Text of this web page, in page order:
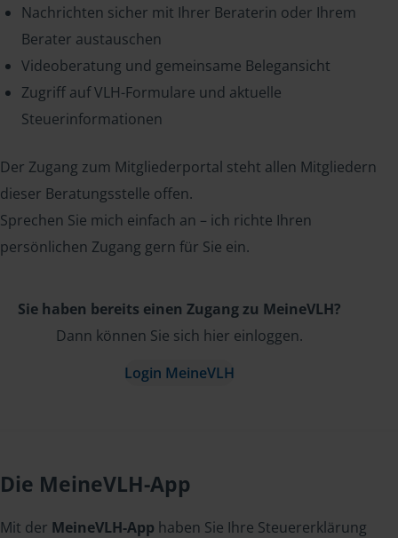
Nachrichten sicher mit Ihrer Beraterin oder Ihrem
Berater austauschen
Videoberatung und gemeinsame Belegansicht
Zugriff auf VLH-Formulare und aktuelle
Steuerinformationen
Der Zugang zum Mitgliederportal steht allen Mitgliedern
dieser Beratungsstelle offen.
Sprechen Sie mich einfach an – ich richte Ihren
persönlichen Zugang gern für Sie ein.
Sie haben bereits einen Zugang zu MeineVLH?
Dann können Sie sich hier einloggen.
Login MeineVLH
Die MeineVLH-App
Mit der MeineVLH-App haben Sie Ihre Steuererklärung